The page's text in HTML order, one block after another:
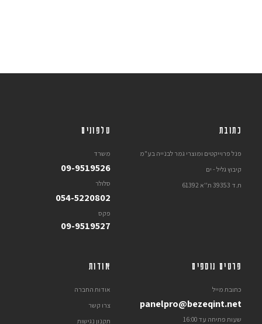
כתובת
פנל פרוייקטים ומוצרי גמר לבנייה בע"מ
קיבוץ גליל - ים
ת.ד 39353 ת''א 61392
טלפונים
משרד
09-9519526
סלולר
054-5220802
פקס
09-9519527
פרטים נוספים
כתובת מייל
panelpro@bezeqint.net
שעות פתיחה עד 16:00
אודות
אודות החברה
צרו קשר
תקנון נגישות